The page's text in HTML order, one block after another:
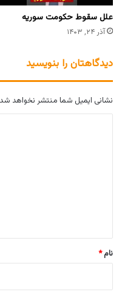
علل سقوط حکومت سوریه
آذر ۲۴, ۱۴۰۳
دیدگاهتان را بنویسید
نشانی ایمیل شما منتشر نخواهد
نام*